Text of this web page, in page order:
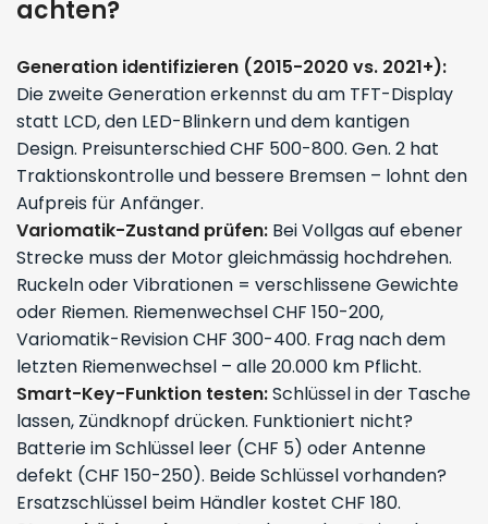
achten?
Generation identifizieren (2015-2020 vs. 2021+):
Die zweite Generation erkennst du am TFT-Display
statt LCD, den LED-Blinkern und dem kantigen
Design. Preisunterschied CHF 500-800. Gen. 2 hat
Traktionskontrolle und bessere Bremsen – lohnt den
Aufpreis für Anfänger.
Variomatik-Zustand prüfen: Bei Vollgas auf ebener
Strecke muss der Motor gleichmässig hochdrehen.
Ruckeln oder Vibrationen = verschlissene Gewichte
oder Riemen. Riemenwechsel CHF 150-200,
Variomatik-Revision CHF 300-400. Frag nach dem
letzten Riemenwechsel – alle 20.000 km Pflicht.
Smart-Key-Funktion testen:Schlüssel in der Tasche
lassen, Zündknopf drücken. Funktioniert nicht?
Batterie im Schlüssel leer (CHF 5) oder Antenne
defekt (CHF 150-250). Beide Schlüssel vorhanden?
Ersatzschlüssel beim Händler kostet CHF 180.